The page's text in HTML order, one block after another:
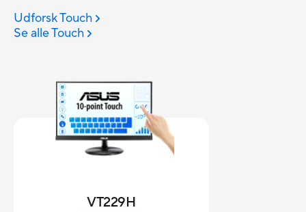
Udforsk Touch
Se alle Touch
VT229H